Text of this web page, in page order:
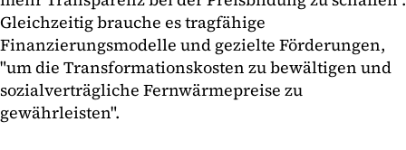
Gleichzeitig brauche es tragfähige
Finanzierungsmodelle und gezielte Förderungen,
"um die Transformationskosten zu bewältigen und
sozialverträgliche Fernwärmepreise zu
gewährleisten".